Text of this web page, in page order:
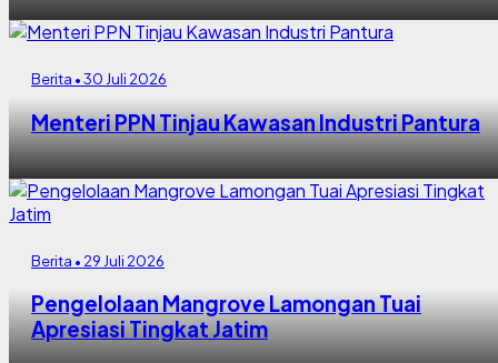
Berita • 30 Juli 2026
Menteri PPN Tinjau Kawasan Industri Pantura
Berita • 29 Juli 2026
Pengelolaan Mangrove Lamongan Tuai
Apresiasi Tingkat Jatim